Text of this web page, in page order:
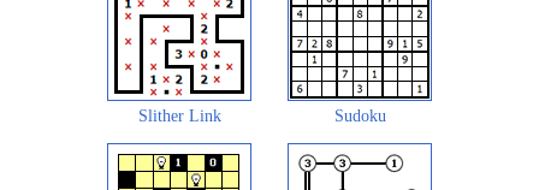
Slither Link Sudoku